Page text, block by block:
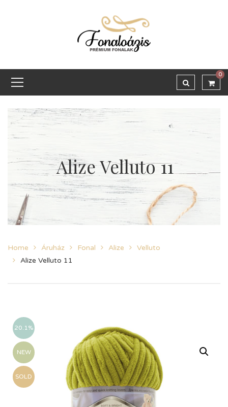
0
Alize Velluto 11
Home Áruház Fonal Alize
Velluto
Alize Velluto 11
20.1%
NEW
SOLD